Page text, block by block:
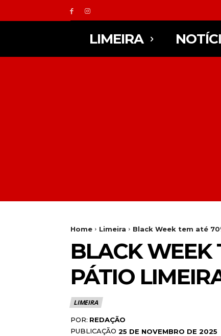
LIMEIRA
Home Limeira Black Week tem até
BLACK WEEK
PÁTIO
LIMEIRA
POR: REDAÇÃO
PUBLICAÇÃO 25 DE NOVEMBRO DE 2025